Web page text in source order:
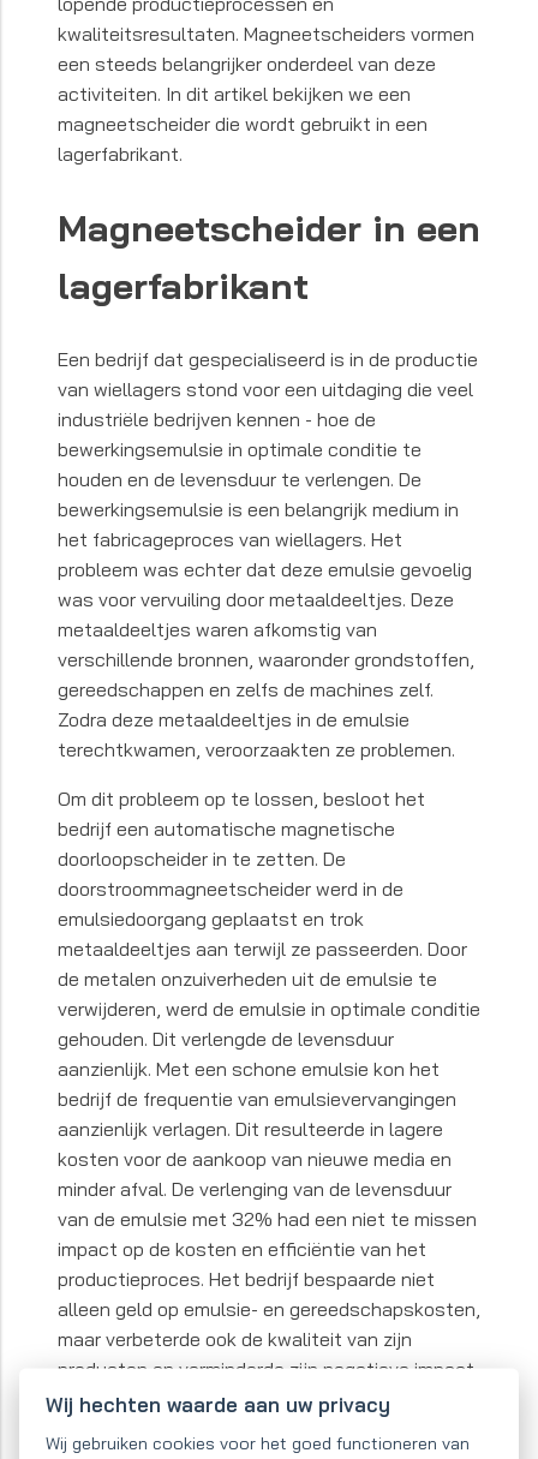
Wij hechten waarde aan uw privacy
Wij gebruiken cookies voor het goed functioneren van
kwaliteitsresultaten. Magneetscheiders vormen
een steeds belangrijker onderdeel van deze
activiteiten. In dit artikel bekijken we een
magneetscheider die wordt gebruikt in een
lagerfabrikant.
Magneetscheider in een
lagerfabrikant
Een bedrijf dat gespecialiseerd is in de productie
van wiellagers stond voor een uitdaging die veel
industriële bedrijven kennen - hoe de
bewerkingsemulsie in optimale conditie te
houden en de levensduur te verlengen. De
bewerkingsemulsie is een belangrijk medium in
het fabricageproces van wiellagers. Het
probleem was echter dat deze emulsie gevoelig
was voor vervuiling door metaaldeeltjes. Deze
metaaldeeltjes waren afkomstig van
verschillende bronnen, waaronder grondstoffen,
gereedschappen en zelfs de machines zelf.
Zodra deze metaaldeeltjes in de emulsie
terechtkwamen, veroorzaakten ze problemen.
Om dit probleem op te lossen, besloot het
bedrijf een automatische magnetische
doorloopscheider in te zetten. De
doorstroommagneetscheider werd in de
emulsiedoorgang geplaatst en trok
metaaldeeltjes aan terwijl ze passeerden. Door
de metalen onzuiverheden uit de emulsie te
verwijderen, werd de emulsie in optimale conditie
gehouden. Dit verlengde de levensduur
aanzienlijk. Met een schone emulsie kon het
bedrijf de frequentie van emulsievervangingen
aanzienlijk verlagen. Dit resulteerde in lagere
kosten voor de aankoop van nieuwe media en
minder afval. De verlenging van de levensduur
van de emulsie met 32% had een niet te missen
impact op de kosten en efficiëntie van het
productieproces. Het bedrijf bespaarde niet
alleen geld op emulsie- en gereedschapskosten,
maar verbeterde ook de kwaliteit van zijn
producten en verminderde zijn negatieve impact
op het milieu door afvalvermindering.